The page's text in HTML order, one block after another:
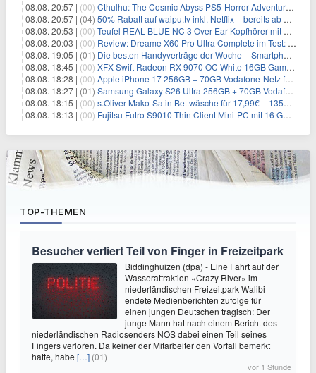
08.08. 20:57 | (00) Cthulhu: The Cosmic Abyss PS5-Horror-Adventure für 27,99€
08.08. 20:57 | (04) 50% Rabatt auf waipu.tv inkl. Netflix – bereits ab 9€/Monat (statt 17,99€)
08.08. 20:53 | (00) Teufel REAL BLUE NC 3 Over-Ear-Kopfhörer mit ANC für 149,99€
08.08. 20:03 | (00) Review: Dreame X60 Pro Ultra Complete im Test: 42.000 Pa, 100 °C Moppwäsche & erstaunlich viel Technik in nur 8,9 cm Höhe
08.08. 19:05 | (01) Die besten Handyverträge der Woche – Smartphone-Tarife & SIM-Only im Überblick
08.08. 18:45 | (00) XFX Swift Radeon RX 9070 OC White 16GB Gaming-Grafikkarte für 579€
08.08. 18:28 | (00) Apple iPhone 17 256GB + 70GB Vodafone-Netz für 34,99€/Monat (effektiv 6,41€/Monat)
08.08. 18:27 | (01) Samsung Galaxy S26 Ultra 256GB + 70GB Vodafone-Netz für 34,99€/Monat (effektiv 4,74€/Monat)
08.08. 18:15 | (00) s.Oliver Mako-Satin Bettwäsche für 17,99€ – 135×200 cm, OEKO-TEX
08.08. 18:13 | (00) Fujitsu Futro S9010 Thin Client Mini-PC mit 16 GB RAM für 100€
TOP-THEMEN
Besucher verliert Teil von Finger in Freizeitpark
Biddinghuizen (dpa) - Eine Fahrt auf der
Wasserattraktion «Crazy River» im
niederländischen Freizeitpark Walibi
endete Medienberichten zufolge für
einen jungen Deutschen tragisch: Der
junge Mann hat nach einem Bericht des
niederländischen Radiosenders NOS dabei einen Teil seines
Fingers verloren. Da keiner der Mitarbeiter den Vorfall bemerkt
hatte, habe […] (01)
vor 1 Stunde